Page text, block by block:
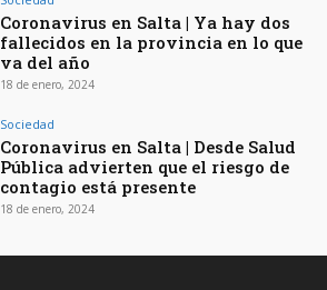
Coronavirus en Salta | Ya hay dos
fallecidos en la provincia en lo que
va del año
18 de enero, 2024
Sociedad
Coronavirus en Salta | Desde Salud
Pública advierten que el riesgo de
contagio está presente
18 de enero, 2024